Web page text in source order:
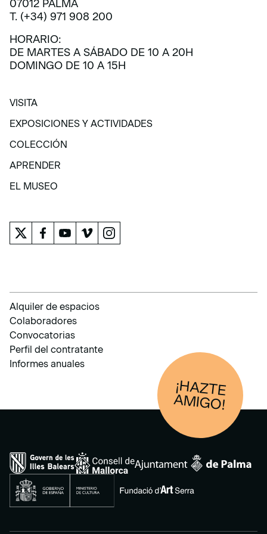
07012 PALMA
T. (+34) 971 908 200
HORARIO:
DE MARTES A SÁBADO DE 10 A 20H
DOMINGO DE 10 A 15H
VISITA
VISITA
EXPOSICIONES Y ACTIVIDADES
EXPOSICIONES Y ACTIVIDADES
COLECCIÓN
COLECCIÓN
APRENDER
APRENDER
EL MUSEO
Alquiler de espacios
Colaboradores
Convocatorias
Perfil del contratante
Informes anuales
¡HAZTE
AM
IGO!